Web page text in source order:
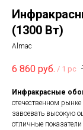
(1300 Вт)
Almac
6 860 руб. / 1 pc
Инфракрасные
отечественном
завоевать высокую
отличные